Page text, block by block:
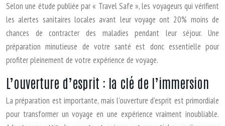
Selon une étude publiée par « Travel Safe », les voyageurs qui vérifient
les alertes sanitaires locales avant leur voyage ont 20% moins de
chances de contracter des maladies pendant leur séjour. Une
préparation minutieuse de votre santé est donc essentielle pour
profiter pleinement de votre expérience de voyage.
L’ouverture d’esprit : la clé de l’immersion
La préparation est importante, mais l’ouverture d’esprit est primordiale
pour transformer un voyage en une expérience vraiment inoubliable.